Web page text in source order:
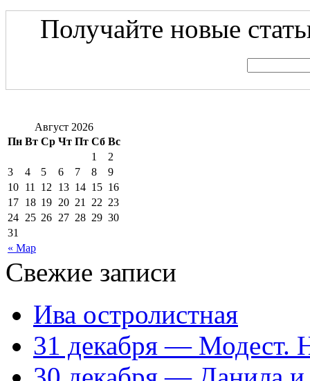
Получайте новые
Август 2026
Пн Вт Ср Чт Пт Сб Вс
« Мар
1
2
3
4 5 6 7 8
9
10 11 12 13 14 15 16
17 18 19 20 21 22 23
24 25 26 27 28 29 30
31
Свежие записи
Ива остролистная
31 декабря — Модест.